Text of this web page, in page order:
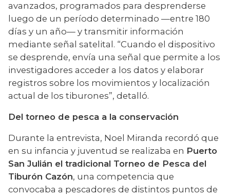
avanzados, programados para desprenderse
luego de un período determinado —entre 180
días y un año— y transmitir información
mediante señal satelital. “Cuando el dispositivo
se desprende, envía una señal que permite a los
investigadores acceder a los datos y elaborar
registros sobre los movimientos y localización
actual de los tiburones”, detalló.
Del torneo de pesca a la conservación
Durante la entrevista, Noel Miranda recordó que
en su infancia y juventud se realizaba en Puerto
San Julián el tradicional Torneo de Pesca del
Tiburón Cazón, una competencia que
convocaba a pescadores de distintos puntos de